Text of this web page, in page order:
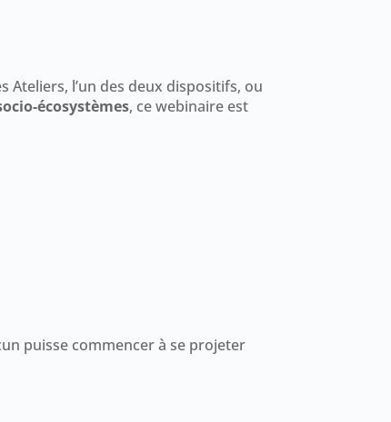
Ateliers, l’un des deux dispositifs, ou
écosystèmes, ce webinaire est
puisse commencer à se projeter